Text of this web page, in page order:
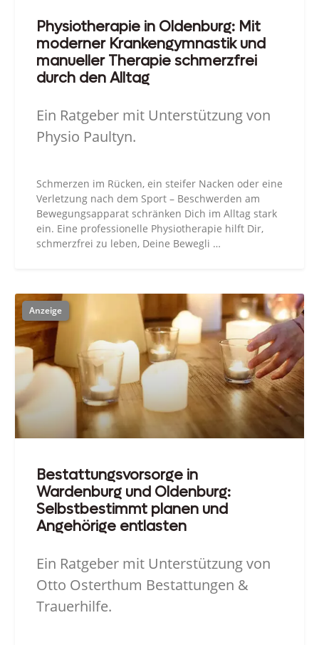
Physiotherapie in Oldenburg: Mit
moderner Krankengymnastik und
manueller Therapie schmerzfrei
durch den Alltag
Ein Ratgeber mit Unterstützung von
Physio Paultyn.
Schmerzen im Rücken, ein steifer Nacken oder eine
Verletzung nach dem Sport – Beschwerden am
Bewegungsapparat schränken Dich im Alltag stark
ein. Eine professionelle Physiotherapie hilft Dir,
schmerzfrei zu leben, Deine Bewegli …
Bestattungsvorsorge in
Wardenburg und Oldenburg:
Selbstbestimmt planen und
Angehörige entlasten
Ein Ratgeber mit Unterstützung von
Otto Osterthum Bestattungen &
Trauerhilfe.